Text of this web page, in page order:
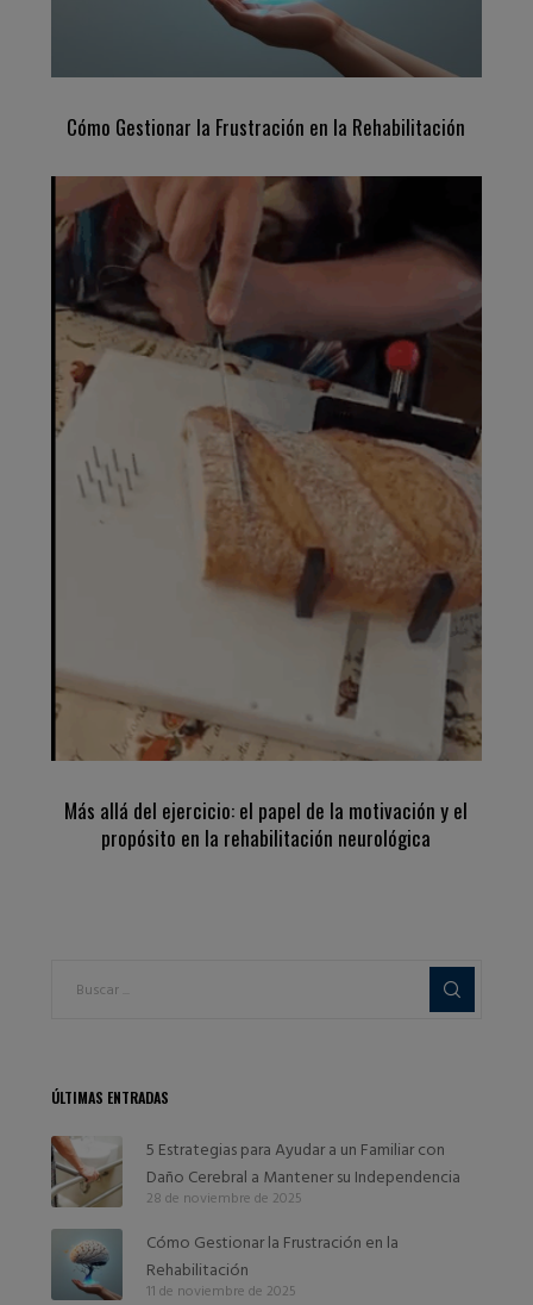
Cómo Gestionar la Frustración en la Rehabilitación
Más allá del ejercicio: el papel de la motivación y el
propósito en la rehabilitación neurológica
ÚLTIMAS ENTRADAS
5 Estrategias para Ayudar a un Familiar con
Daño Cerebral a Mantener su Independencia
28 de noviembre de 2025
Cómo Gestionar la Frustración en la
Rehabilitación
11 de noviembre de 2025